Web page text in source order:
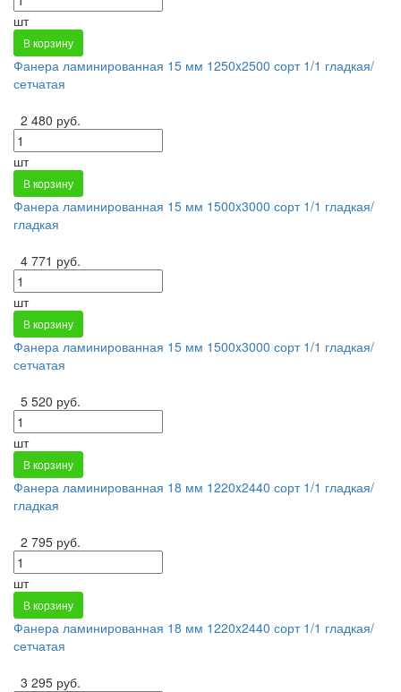
шт
В корзину
Фанера ламинированная 15 мм 1250x2500 сорт 1/1 гладкая/
сетчатая
2 480 руб.
шт
В корзину
Фанера ламинированная 15 мм 1500x3000 сорт 1/1 гладкая/
гладкая
4 771 руб.
шт
В корзину
Фанера ламинированная 15 мм 1500x3000 сорт 1/1 гладкая/
сетчатая
5 520 руб.
шт
В корзину
Фанера ламинированная 18 мм 1220x2440 сорт 1/1 гладкая/
гладкая
2 795 руб.
шт
В корзину
Фанера ламинированная 18 мм 1220x2440 сорт 1/1 гладкая/
сетчатая
3 295 руб.